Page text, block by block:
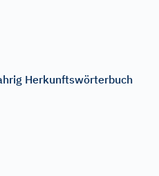
Herkunftswörterbuch